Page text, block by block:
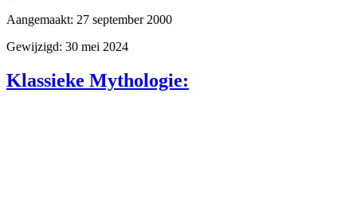
Aangemaakt: 27 september 2000
Gewijzigd: 30 mei 2024
Klassieke Mythologie: